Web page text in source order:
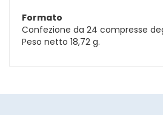
Formato
Confezione da 24 compresse
Peso netto 18,72 g.